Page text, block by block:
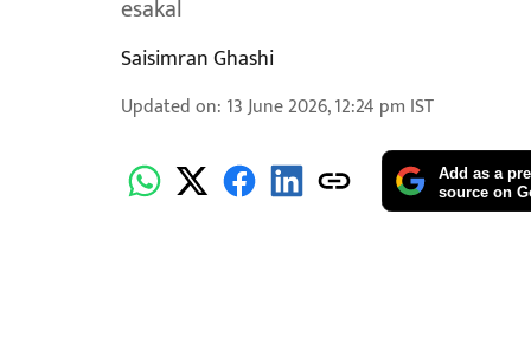
esakal
Saisimran Ghashi
Updated on: 13 June 2026, 12:24 pm IST
Add as a
source on